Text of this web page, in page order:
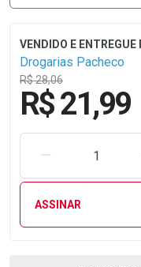
Drogarias Pacheco
R$ 28,06
R$ 21,99
REMOVER UMA
ASSINAR